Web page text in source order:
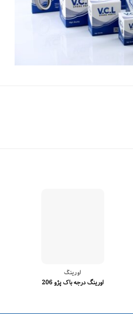
اورینگ
اورینگ درجه باک پژو 206